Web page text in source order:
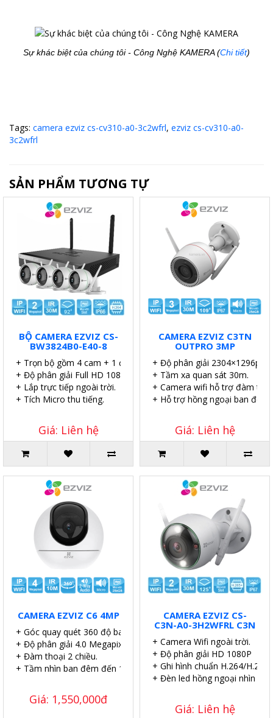
Sự khác biệt của chúng tôi - Công Nghệ KAMERA (Chi tiết)
Tags: camera ezviz cs-cv310-a0-3c2wfrl, ezviz cs-cv310-a0-
3c2wfrl
SẢN PHẨM TƯƠNG TỰ
BỘ CAMERA EZVIZ CS-
BW3824B0-E40-8
+ Trọn bộ gồm 4 cam + 1 đầu ghi.
+ Độ phân giải Full HD 1080P.
+ Lắp trực tiếp ngoài trời.
+ Tích Micro thu tiếng.
Giá: Liên hệ
CAMERA EZVIZ C3TN
OUTPRO 3MP
+ Độ phân giải 2304×1296p.
+ Tầm xa quan sát 30m.
+ Camera wifi hỗ trợ đàm
+ Hỗ trợ hồng ngoại ban đêm
Giá: Liên hệ
CAMERA EZVIZ C6 4MP
+ Góc quay quét 360 độ bao phủ không gian.
+ Độ phân giải 4.0 Megapixel sắc nét.
+ Đàm thoại 2 chiều.
+ Tầm nhìn ban đêm đến 10m.
Giá: 1,550,000đ
CAMERA EZVIZ CS-
C3N-A0-3H2WFRL C3N
+ Camera Wifi ngoài trời.
+ Độ phân giải HD 1080P
+ Ghi hình chuẩn H.264/H.265.
+ Đèn led hồng ngoại nhìn xa
Giá: Liên hệ